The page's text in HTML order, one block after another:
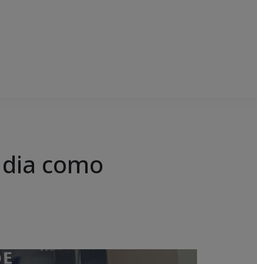
como